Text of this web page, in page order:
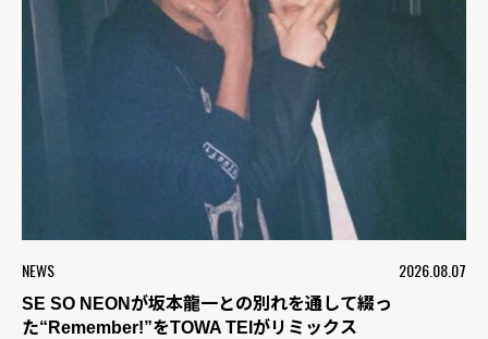
NEWS 2026.08.07
SE SO NEONが坂本龍一との別れを通して綴っ
た“Remember!”をTOWA TEIがリミックス